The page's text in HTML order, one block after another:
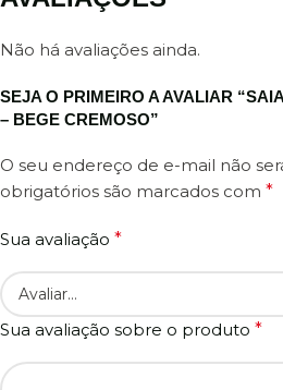
Não há avaliações ainda.
SEJA O PRIMEIRO A AVALIAR
– BEGE CREMOSO”
O seu endereço de e-mail não
obrigatórios são marcados com *
Sua avaliação *
Sua avaliação sobre o produto *